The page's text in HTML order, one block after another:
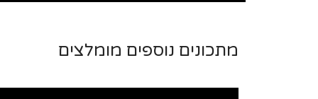
מתכונים נוספים מומלצים